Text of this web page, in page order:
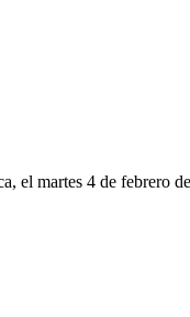
el martes 4 de febrero